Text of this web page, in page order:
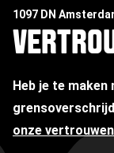
1097 DN
Heb je te
onze